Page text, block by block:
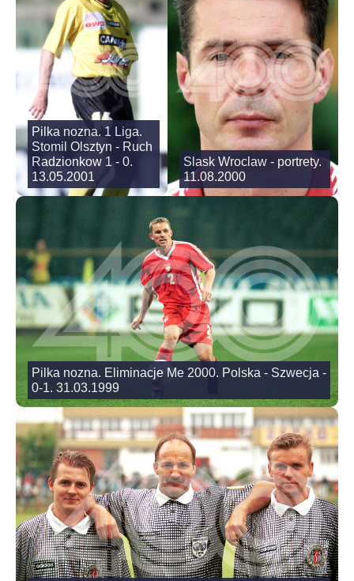
Pilka nozna. 1 Liga.
Stomil Olsztyn - Ruch
Radzionkow 1 - 0.
13.05.2001
Slask Wroclaw - portrety.
11.08.2000
Pilka nozna. Eliminacje Me 2000. Polska - Szwecja -
0-1. 31.03.1999